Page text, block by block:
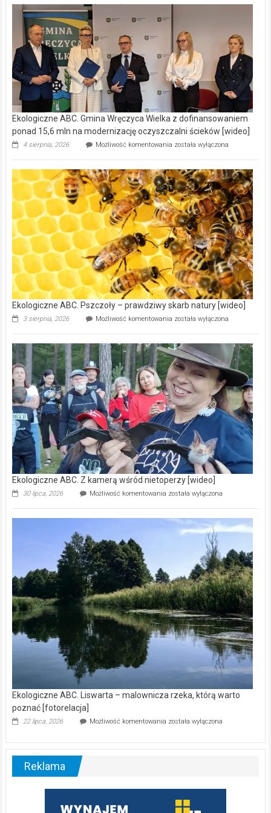
Ekologiczne ABC. Gmina Wręczyca Wielka z dofinansowaniem
ponad 15,6 mln na modernizację oczyszczalni ścieków [wideo]
4 sierpnia, 2026 Możliwość komentowania Ekologiczne
Wręczyca
Wielka
z
dofinansowaniem
ponad
15,6
mln
na
modernizację
oczyszczalni
ścieków
[wideo]
została wyłączona
Ekologiczne ABC. Pszczoły – prawdziwy skarb natury [wideo]
3 sierpnia, 2026 Możliwość komentowania Ekologiczne
–
prawdziwy
skarb
natury
[wideo]
została wyłączona
Ekologiczne ABC. Z kamerą wśród nietoperzy [wideo]
30 lipca, 2026 Możliwość komentowania Ekologiczne
kamerą
wśród
została wyłączona
Ekologiczne ABC. Liswarta – malownicza rzeka, którą warto
poznać [fotorelacja]
22 lipca, 2026 Możliwość komentowania Ekologiczne
–
warto
poznać
[fotorelacja]
została wyłączona
Reklama